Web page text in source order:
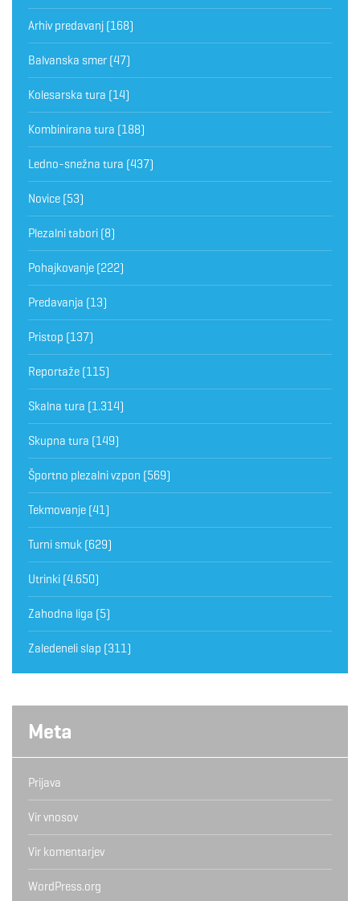
Arhiv predavanj (168)
Balvanska smer (47)
Kolesarska tura (14)
Kombinirana tura (188)
Ledno-snežna tura (437)
Novice (53)
Plezalni tabori (8)
Pohajkovanje (222)
Predavanja (13)
Pristop (137)
Reportaže (115)
Skalna tura (1.314)
Skupna tura (149)
Športno plezalni vzpon (569)
Tekmovanje (41)
Turni smuk (629)
Utrinki (4.650)
Zahodna liga (5)
Zaledeneli slap (311)
Meta
Prijava
Vir vnosov
Vir komentarjev
WordPress.org